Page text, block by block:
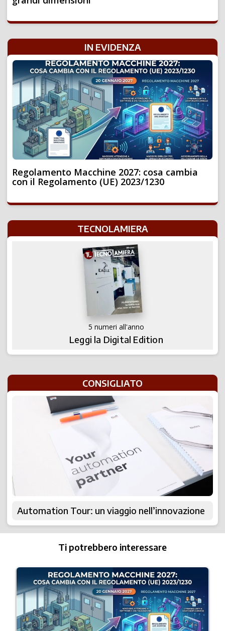
IN EVIDENZA
Regolamento Macchine 2027: cosa cambia
con il Regolamento (UE) 2023/1230
TECNOLAMIERA
5 numeri all'anno
Leggi la Digital Edition
CONSIGLIATO
Automation Tour: un viaggio nell’innovazione
Ti potrebbero interessare